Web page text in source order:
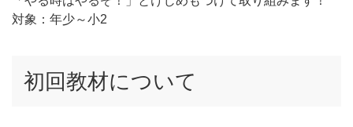
対象：年少～小2
初回教材について